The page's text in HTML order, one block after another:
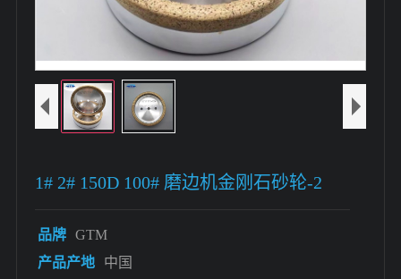
1# 2# 150D 100# 磨边机金刚石砂轮-2
品牌 GTM
产品产地
中国